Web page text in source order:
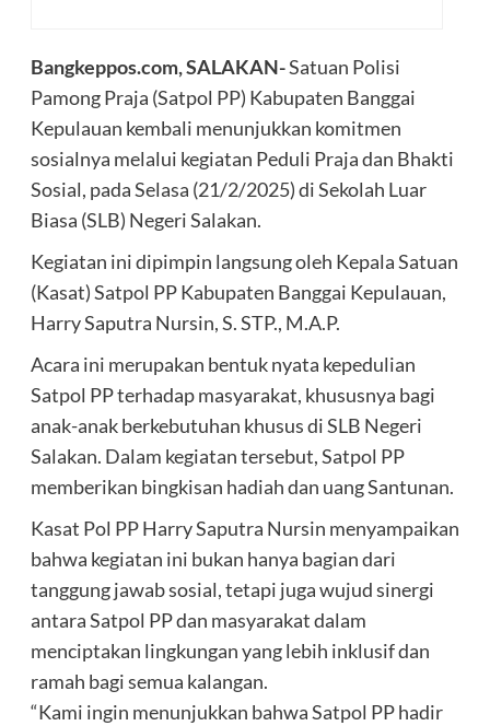
Bangkeppos.com, SALAKAN-Satuan Polisi
Pamong Praja (Satpol PP) Kabupaten Banggai
Kepulauan kembali menunjukkan komitmen
sosialnya melalui kegiatan Peduli Praja dan Bhakti
Sosial, pada Selasa (21/2/2025) di Sekolah Luar
Biasa (SLB) Negeri Salakan.
Kegiatan ini dipimpin langsung oleh Kepala Satuan
(Kasat) Satpol PP Kabupaten Banggai Kepulauan,
Harry Saputra Nursin, S. STP., M.A.P.
Acara ini merupakan bentuk nyata kepedulian
Satpol PP terhadap masyarakat, khususnya bagi
anak-anak berkebutuhan khusus di SLB Negeri
Salakan. Dalam kegiatan tersebut, Satpol PP
memberikan bingkisan hadiah dan uang Santunan.
Kasat Pol PP Harry Saputra Nursin menyampaikan
bahwa kegiatan ini bukan hanya bagian dari
tanggung jawab sosial, tetapi juga wujud sinergi
antara Satpol PP dan masyarakat dalam
menciptakan lingkungan yang lebih inklusif dan
ramah bagi semua kalangan.
“Kami ingin menunjukkan bahwa Satpol PP hadir